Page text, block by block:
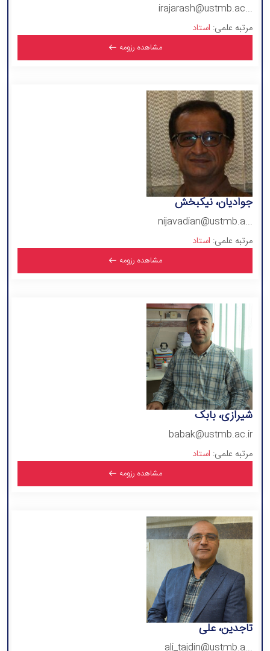
irajarash@ustmb.ac...
مرتبه علمی: استاد
مشاهده رزومه
جوادیان، نیکبخش
nijavadian@ustmb.a...
مرتبه علمی: استاد
مشاهده رزومه
شیرازی، بابک
babak@ustmb.ac.ir
مرتبه علمی: استاد
مشاهده رزومه
تاجدین، علی
ali_tajdin@ustmb.a...